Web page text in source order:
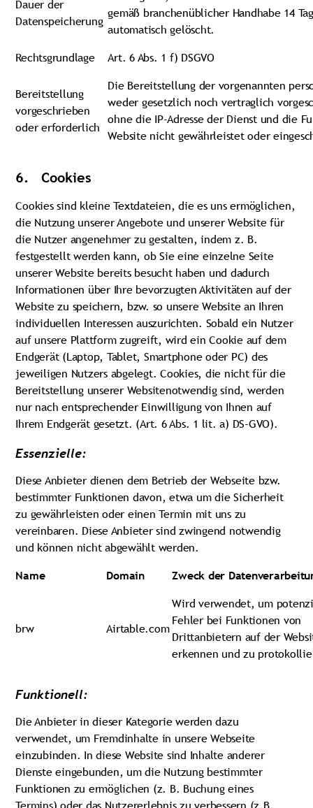
Dauer der
Datenspeicherung
gemäß branchenüblicher Handhabe 14
automatisch gelöscht.
Rechtsgrundlage
Art. 6 Abs. 1 f) DSGVO
Bereitstellung
vorgeschrieben
oder erforderlich
Die Bereitstellung der vorgenannten
weder gesetzlich noch vertraglich
ohne die IP-Adresse der Dienst und die
Website nicht gewährleistet oder
6. Cookies
Cookies sind kleine Textdateien, die es uns ermöglichen,
die Nutzung unserer Angebote und unserer Website für
die Nutzer angenehmer zu gestalten, indem z. B.
festgestellt werden kann, ob Sie eine einzelne Seite
unserer Website bereits besucht haben und dadurch
Informationen über Ihre bevorzugten Aktivitäten auf der
Website zu speichern, bzw. so unsere Website an Ihren
individuellen Interessen auszurichten. Sobald ein Nutzer
auf unsere Plattform zugreift, wird ein Cookie auf dem
Endgerät (Laptop, Tablet, Smartphone oder PC) des
jeweiligen Nutzers abgelegt. Cookies, die nicht für die
Bereitstellung unserer Websitenotwendig sind, werden
nur nach entsprechender Einwilligung von Ihnen auf
Ihrem Endgerät gesetzt. (Art. 6 Abs. 1 lit. a) DS-GVO).
Essenzielle:
Diese Anbieter dienen dem Betrieb der Webseite bzw.
bestimmter Funktionen davon, etwa um die Sicherheit
zu gewährleisten oder einen Termin mit uns zu
vereinbaren. Diese Anbieter sind zwingend notwendig
und können nicht abgewählt werden.
Name
Domain Zweck der
brw Airtable.com
Wird verwendet, um
Fehler bei Funktionen von
Drittanbietern auf der
erkennen und zu
Funktionell:
Die Anbieter in dieser Kategorie werden dazu
verwendet, um Fremdinhalte in unsere Webseite
einzubinden. In diese Website sind Inhalte anderer
Dienste eingebunden, um die Nutzung bestimmter
Funktionen zu ermöglichen (z. B. Buchung eines